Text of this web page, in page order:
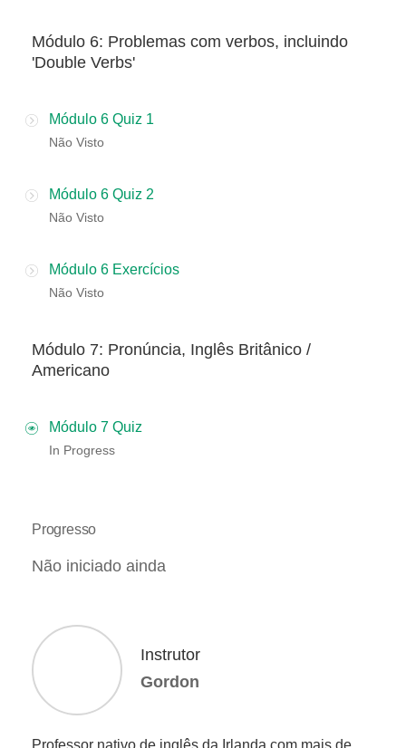
​Módulo 6: Problemas com verbos, incluindo
'Double Verbs'
Módulo 6 Quiz 1
Não Visto
Módulo 6 Quiz 2
Não Visto
Módulo 6 Exercícios
Não Visto
Módulo 7: Pronúncia, Inglês Britânico /
Americano
Módulo 7 Quiz
In Progress
Progresso
Não iniciado ainda
Instrutor
Gordon